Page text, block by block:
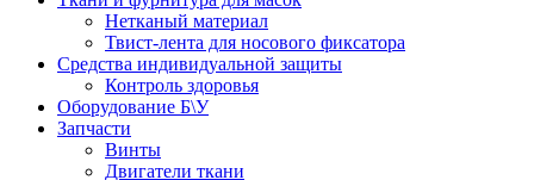
Нетканый материал
Твист-лента для носового фиксатора
Средства индивидуальной защиты
Контроль здоровья
Оборудование Б\У
Запчасти
Винты
Двигатели ткани